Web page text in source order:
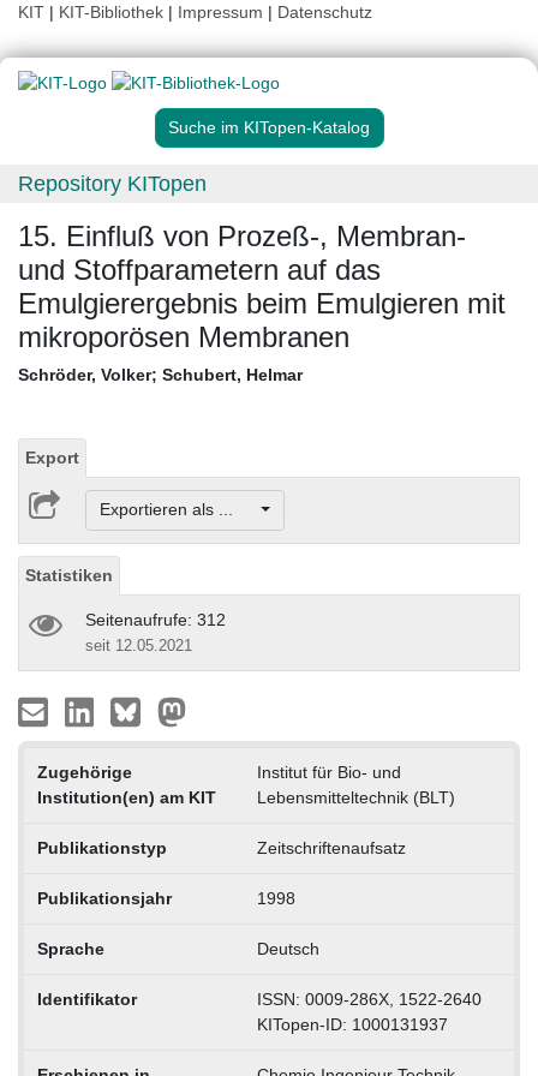
KIT | KIT-Bibliothek | Impressum | Datenschutz
Suche im KITopen-Katalog
Repository KITopen
15. Einfluß von Prozeß‐, Membran‐
und Stoffparametern auf das
Emulgierergebnis beim Emulgieren mit
mikroporösen Membranen
Schröder, Volker; Schubert, Helmar
Export
Exportieren als ...
Statistiken
Seitenaufrufe: 312
seit 12.05.2021
Zugehörige
Institution(en) am KIT
Institut für Bio- und
Lebensmitteltechnik (BLT)
Publikationstyp Zeitschriftenaufsatz
Publikationsjahr 1998
Sprache Deutsch
Identifikator
ISSN: 0009-286X, 1522-2640
KITopen-ID: 1000131937